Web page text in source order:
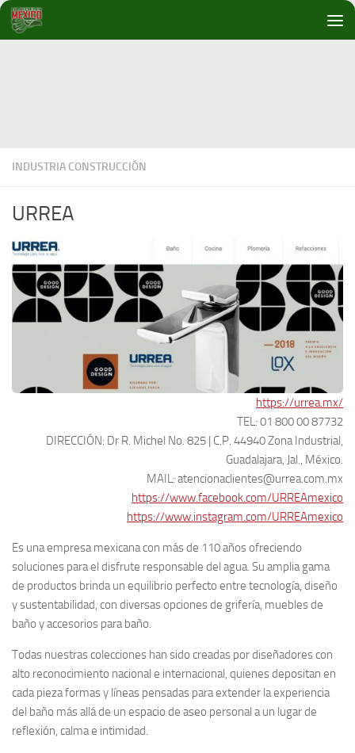
Debajo del contenido
INDUSTRIA CONSTRUCCIÓN
URREA
https://urrea.mx/
TEL: 01 800 00 87732
DIRECCIÓN: Dr R. Michel No. 825 | C.P. 44940 Zona Industrial,
Guadalajara, Jal., México.
MAIL: atencionaclientes@urrea.com.mx
https://www.facebook.com/URREAmexico
https://www.instagram.com/URREAmexico
Es una empresa mexicana con más de 110 años ofreciendo
soluciones para el disfrute responsable del agua. Su amplia gama
de productos brinda un equilibrio perfecto entre tecnología, diseño
y sustentabilidad, con diversas opciones de grifería, muebles de
baño y accesorios para baño.
Todas nuestras colecciones han sido creadas por diseñadores con
alto reconocimiento nacional e internacional, quienes depositan en
cada pieza formas y líneas pensadas para extender la experiencia
del baño más allá de un espacio de aseo personal a un lugar de
reflexión, calma e intimidad.